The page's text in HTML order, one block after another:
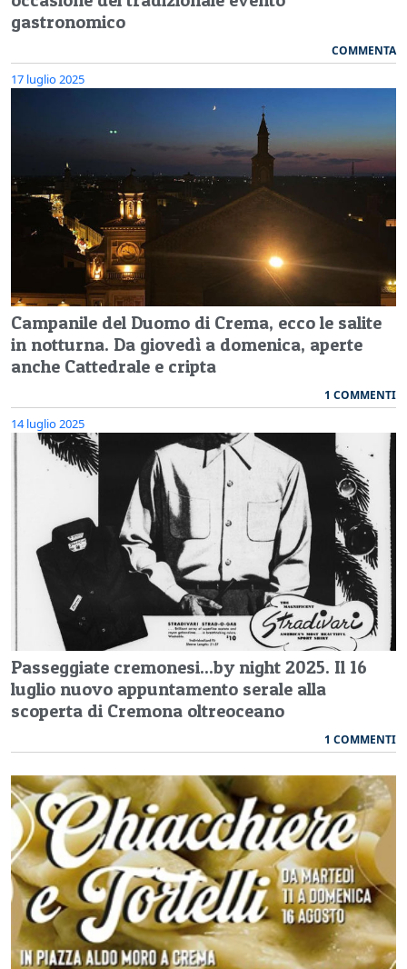
gastronomico
COMMENTA
17 luglio 2025
Campanile del Duomo di Crema, ecco le salite
in notturna. Da giovedì a domenica, aperte
anche Cattedrale e cripta
1 COMMENTI
14 luglio 2025
Passeggiate cremonesi...by night 2025. Il 16
luglio nuovo appuntamento serale alla
scoperta di Cremona oltreoceano
1 COMMENTI